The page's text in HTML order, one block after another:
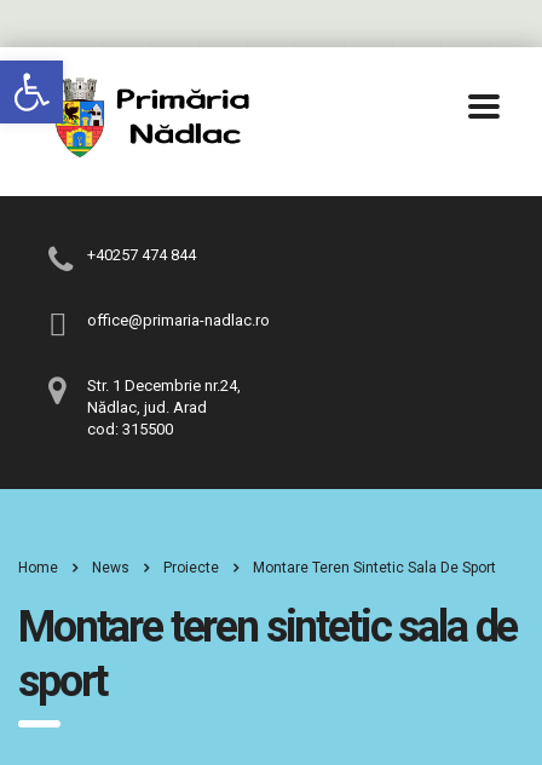
Deschide bara de unelte
+40257 474 844
office@primaria-nadlac.ro
Str. 1 Decembrie nr.24,
Nădlac, jud. Arad
cod: 315500
Home News Proiecte Montare Teren Sintetic Sala De Sport
Montare teren sintetic sala de
sport